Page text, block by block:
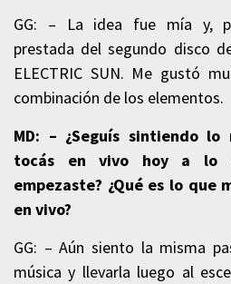
GG: – La idea fue mía y,
prestada del segundo disco
ELECTRIC SUN. Me gustó
combinación de los elementos.
MD: – ¿Seguís sintiendo
tocás en vivo hoy a lo
empezaste? ¿Qué es lo que
en vivo?
GG: – Aún siento la misma
música y llevarla luego al